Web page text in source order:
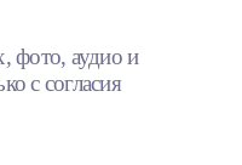
фото, аудио и
с согласия